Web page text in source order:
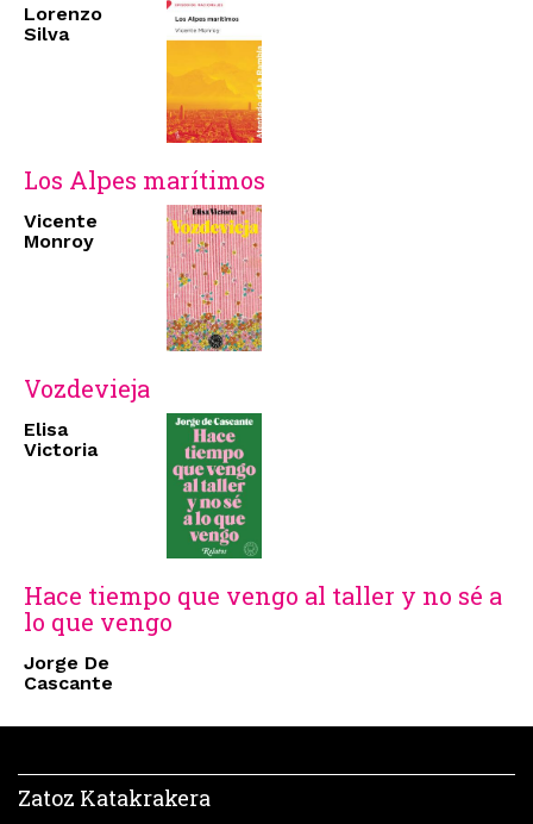
Lorenzo
Silva
Los Alpes marítimos
Vicente
Monroy
Vozdevieja
Elisa
Victoria
Hace tiempo que vengo al taller y no sé a
lo que vengo
Jorge De
Cascante
Zatoz Katakrakera